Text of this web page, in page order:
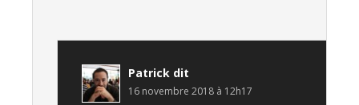
Patrick dit
16 novembre 2018 à 12h17